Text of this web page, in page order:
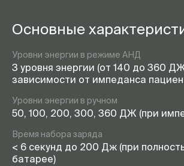
Основные
Уровни энергии в режиме АНД
3 уровня энергии (от 140 до 360
зависимости от импеданса
Уровни энергии в ручном
50, 100, 200, 300, 360 ДЖ (при
Время набора заряда
< 6 секунд до 200 Дж (при
батарее)